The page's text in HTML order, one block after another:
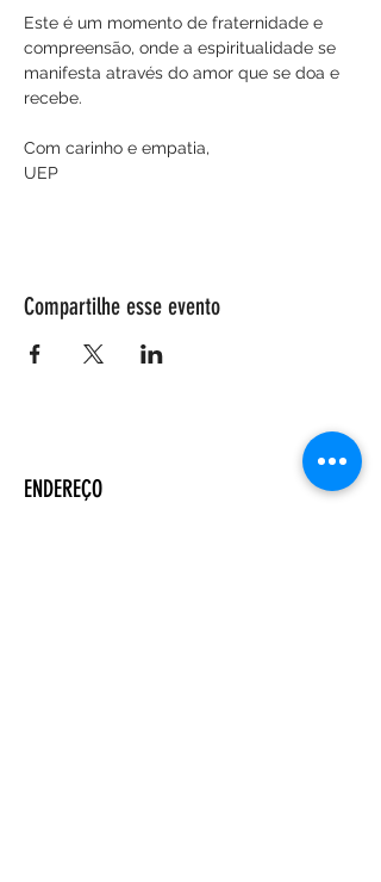
Este é um momento de fraternidade e
compreensão, onde a espiritualidade se
manifesta através do amor que se doa e
recebe.
Com carinho e empatia,
UEP
Compartilhe esse evento
ENDEREÇO